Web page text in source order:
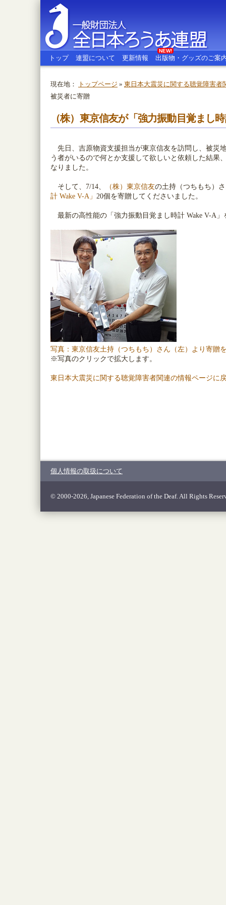
全日本ろうあ連盟
トップ 連盟について 更新情報 出版物・グッズのご案
NEW!
現在地： トップページ » 東日本大震災に関する聴覚障害者
被災者に寄贈
（株）東京信友が「強力振動目覚まし
先日、吉原物資支援担当が東京信友を訪問し、被災
う者がいるので何とか支援して欲しいと依頼した結果
なりました。
そして、7/14、 （株）東京信友の土持（つちもち）
計 Wake V-A」 20個を寄贈してくださいました。
最新の高性能の「強力振動目覚まし時計 Wake V-A
写真：東京信友土持（つちもち）さん（左）より寄贈
※写真のクリックで拡大します。
東日本大震災に関する聴覚障害者関連の情報ページに
個人情報の取扱について
© 2000-2026, Japanese Federation of the Deaf. All Rights